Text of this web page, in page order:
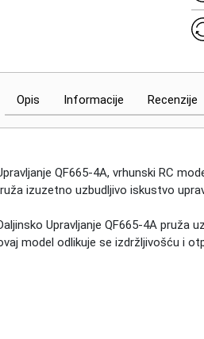
Opis Informacije Recenzije
QF665-4A, vrhunski RC
izuzetno uzbudljivo iskustvo
Upravljanje QF665-4A pruža
model odlikuje se izdržljivošću i